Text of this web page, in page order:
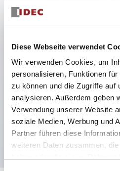
Diese Webseite verwendet
Wir verwenden Cookies, um
personalisieren, Funktionen
zu können und die Zugriffe auf
analysieren. Außerdem geben
Verwendung unserer Website
soziale Medien, Werbung und
Partner führen diese
weiteren Daten zusammen,
2-Kontakt-Block mit 2
Kontakt-Konfiguration
Isolierung zwischen den 2
59,9 mm (※ 22-stufiger
Platzsparendes Design
Sicherheitsstruktur der 3.
Freisetzung, integrierter
Fingerschutzstruktur